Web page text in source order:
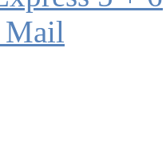
Mail